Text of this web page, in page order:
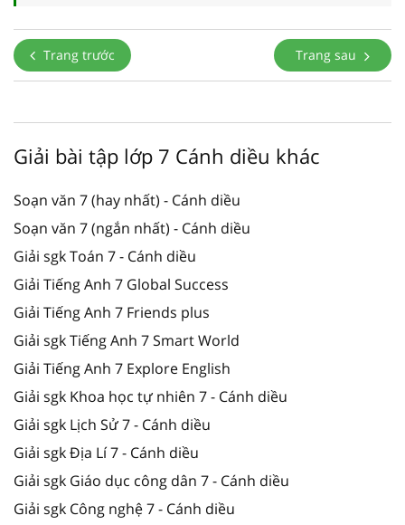
Trang trước Trang sau
Giải bài tập lớp 7 Cánh diều khác
Soạn văn 7 (hay nhất) - Cánh diều
Soạn văn 7 (ngắn nhất) - Cánh diều
Giải sgk Toán 7 - Cánh diều
Giải Tiếng Anh 7 Global Success
Giải Tiếng Anh 7 Friends plus
Giải sgk Tiếng Anh 7 Smart World
Giải Tiếng Anh 7 Explore English
Giải sgk Khoa học tự nhiên 7 - Cánh diều
Giải sgk Lịch Sử 7 - Cánh diều
Giải sgk Địa Lí 7 - Cánh diều
Giải sgk Giáo dục công dân 7 - Cánh diều
Giải sgk Công nghệ 7 - Cánh diều